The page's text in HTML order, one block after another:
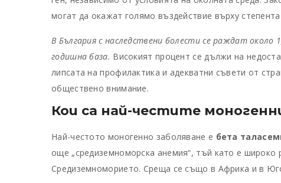
могат да окажат голямо въздействие върху
В България с наследствени болести се раждат около
годишна база. Високият процент се дължи на
липсата на профилактика и адекватни съвети от
обществено внимание.
Кои са най-честите
Най-честото моногенно заболяване е бета
още „средиземноморска анемия“, тъй като е широко
Средиземноморието. Среща се също в Африка и в